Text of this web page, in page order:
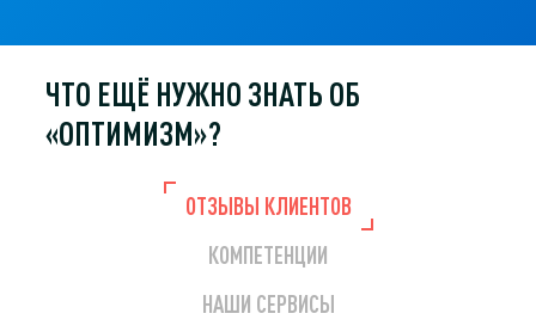
ЧТО ЕЩЁ НУЖНОЗНАТЬ ОБ
«ОПТИМИЗМ»?
ОТЗЫВЫ КЛИЕНТОВ
КОМПЕТЕНЦИИ
НАШИ СЕРВИСЫ